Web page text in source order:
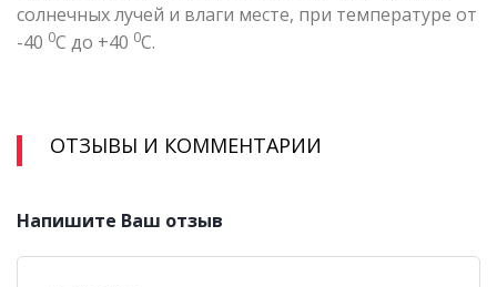
солнечных лучей и влаги месте, при температуре от
-40 0С до +40 0С.
ОТЗЫВЫ И КОММЕНТАРИИ
Напишите Ваш отзыв